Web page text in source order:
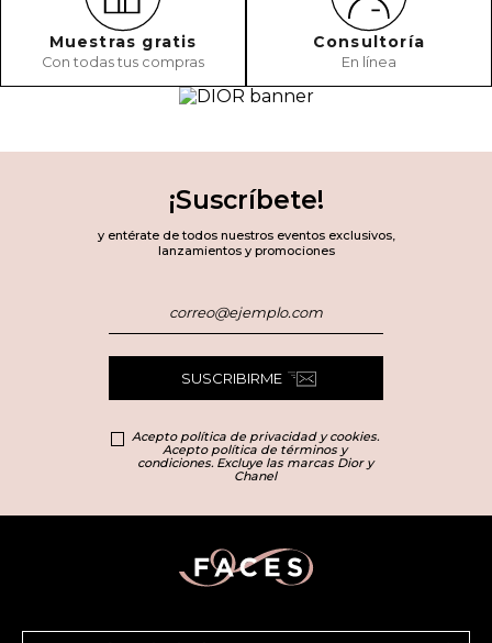
Muestras gratis
Con todas tus compras
Consultoría
En línea
¡Suscríbete!
y entérate de todos nuestros eventos exclusivos,
lanzamientos y promociones
SUSCRIBIRME
Acepto política de privacidad y cookies.
Acepto política de términos y
condiciones. Excluye las marcas Dior y
Chanel